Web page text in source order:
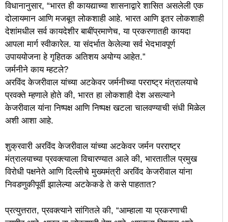
विधानानुसार, “भारत ही कायद्याच्या शासनाद्वारे शासित असलेली एक
दोलायमान आणि मजबूत लोकशाही आहे. भारत आणि इतर लोकशाही
देशांमधील सर्व कायदेशीर बाबींप्रमाणेच, या प्रकरणातही कायदा
आपला मार्ग स्वीकारेल. या संदर्भात केलेल्या सर्व भेदभावपूर्ण
उपाययोजना हे गृहितक अतिशय अयोग्य आहेत.”
जर्मनीने काय म्हटले?
अरविंद केजरीवाल यांच्या अटकेवर जर्मनीच्या परराष्ट्र मंत्रालयाचे
प्रवक्ते म्हणाले होते की, भारत हा लोकशाही देश असल्याने
केजरीवाल यांना निष्पक्ष आणि निष्पक्ष खटला चालवण्याची संधी मिळेल
अशी आशा आहे.
शुक्रवारी अरविंद केजरीवाल यांच्या अटकेवर जर्मन परराष्ट्र
मंत्रालयाच्या प्रवक्त्याला विचारण्यात आले की, भारतातील प्रमुख
विरोधी पक्षनेते आणि दिल्लीचे मुख्यमंत्री अरविंद केजरीवाल यांना
निवडणुकीपूर्वी झालेल्या अटकेकडे ते कसे पाहतात?
प्रत्युत्तरात, प्रवक्त्याने सांगितले की, “आम्हाला या प्रकरणाची